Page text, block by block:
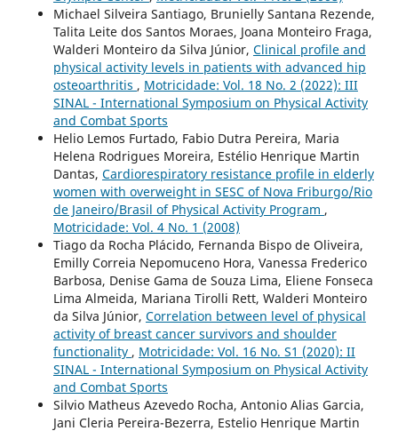
Michael Silveira Santiago, Brunielly Santana Rezende,
Talita Leite dos Santos Moraes, Joana Monteiro Fraga,
Walderi Monteiro da Silva Júnior, Clinical profile and
physical activity levels in patients with advanced hip
osteoarthritis , Motricidade: Vol. 18 No. 2 (2022): III
SINAL - International Symposium on Physical Activity
and Combat Sports
Helio Lemos Furtado, Fabio Dutra Pereira, Maria
Helena Rodrigues Moreira, Estélio Henrique Martin
Dantas, Cardiorespiratory resistance profile in elderly
women with overweight in SESC of Nova Friburgo/Rio
de Janeiro/Brasil of Physical Activity Program ,
Motricidade: Vol. 4 No. 1 (2008)
Tiago da Rocha Plácido, Fernanda Bispo de Oliveira,
Emilly Correia Nepomuceno Hora, Vanessa Frederico
Barbosa, Denise Gama de Souza Lima, Eliene Fonseca
Lima Almeida, Mariana Tirolli Rett, Walderi Monteiro
da Silva Júnior, Correlation between level of physical
activity of breast cancer survivors and shoulder
functionality , Motricidade: Vol. 16 No. S1 (2020): II
SINAL - International Symposium on Physical Activity
and Combat Sports
Silvio Matheus Azevedo Rocha, Antonio Alias Garcia,
Jani Cleria Pereira-Bezerra, Estelio Henrique Martin